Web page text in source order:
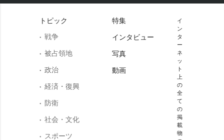
トピック
戦争
被占領地
政治
経済・復興
防衛
社会・文化
スポーツ
特集
インタビュー
写真
動画
イ
ン
タ
ー
ネ
ッ
ト
上
の
全
て
の
掲
載
物